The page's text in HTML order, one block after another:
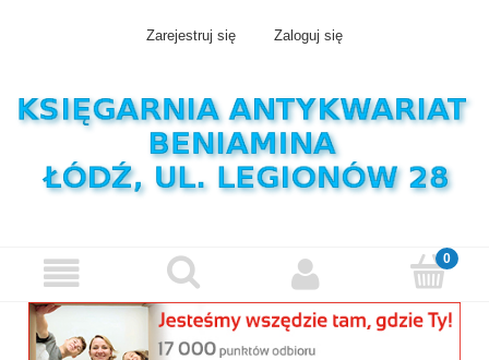
Zarejestruj się Zaloguj się